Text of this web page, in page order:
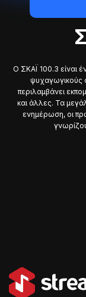
Ο ΣΚΑΪ 100.3 είναι
ψυχαγωγικούς
περιλαμβάνει
και άλλες. Τα
ενημέρωση, οι